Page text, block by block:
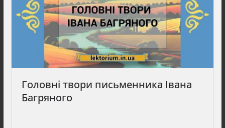
Головні твори письменника Івана
Багряного